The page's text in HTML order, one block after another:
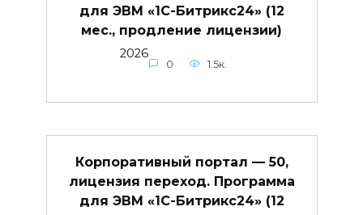
для ЭВМ «1С-Битрикс24» (12
мес., продление лицензии)
2026
0 1.5к.
Корпоративный портал — 50,
лицензия переход. Программа
для ЭВМ «1С-Битрикс24» (12